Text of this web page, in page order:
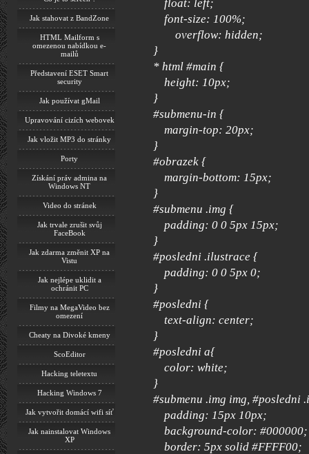
Jak stahovat z BandZone
HTML Mailform s
omezenou nabídkou e-
mailů
Představení ESET Smart
security
Jak používat gMail
Upravování cizích webovek
Jak vložit MP3 do stránky
Porty
Získání práv admina na
Windows NT
Video do stránek
Jak trvale zrušit svůj
FaceBook
Jak zdarma změnit XP na
Vistu
Jak nejlépe uklidit a
ochránit PC
Filmy na MegaVideo bez
omezení
Cheaty na Divoké kmeny
ScoEditor
Hacking teletextu
Hacking Windows 7
Jak vytvořit domácí wifi síť
Jak nainstalovat Windows
XP
float: left;
font-size: 100%;
overflow: hidden;
}
* html #main {
height: 10px;
}
#submenu-in {
margin-top: 20px;
}
#obrazek {
margin-bottom: 15px;
}
#submenu .img {
padding: 0 0 5px 15px;
}
#posledni .ilustrace {
padding: 0 0 5px 0;
}
#posledni {
text-align: center;
}
#posledni a{
color: white;
}
#submenu .img img, #posledni
padding: 15px 10px;
background-color: #000000;
border: 5px solid #FFFF00;